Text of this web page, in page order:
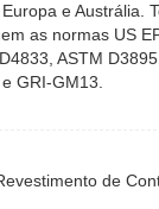
e Austrália.
as normas US
ASTM
GRI-GM13.